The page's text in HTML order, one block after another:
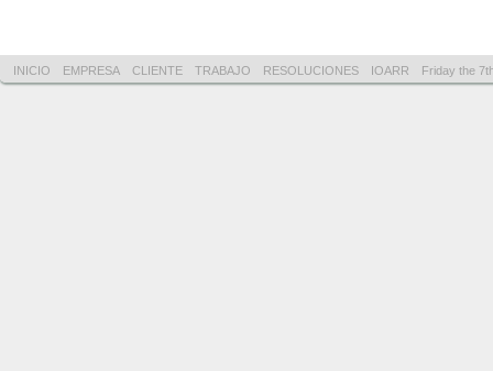
INICIO EMPRESA CLIENTE TRABAJO RESOLUCIONES IOARR Friday the